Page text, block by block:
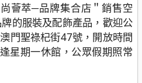
薈萃─品牌集合店＂銷售空
的服裝及配飾產品，歡迎公
門聖祿杞街47號，開放時間
星期一休館，公眾假期照常